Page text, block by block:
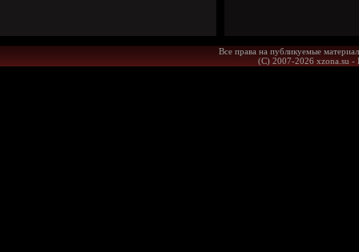
Все права на публикуемые
(С) 2007-2026 xzona.su -